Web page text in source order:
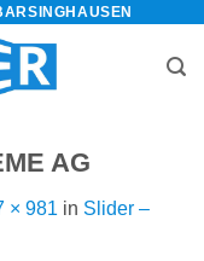
AG
× 981 in Slider –